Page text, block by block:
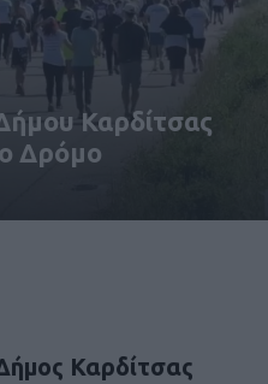
Καρδίτσας
Δρόμο
Καρδίτσας